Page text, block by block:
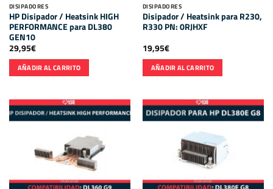
DISIPADORES
HP Disipador / Heatsink HIGH
PERFORMANCE para DL380
GEN10
29,95€
AÑADIR AL CARRITO
DISIPADORES
Disipador / Heatsink para R230,
R330 PN: 0RJHXF
19,95€
AÑADIR AL CARRITO